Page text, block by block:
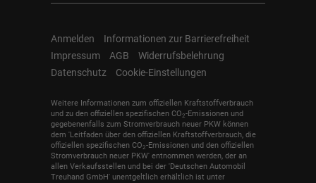
Anmelden
Informationen zur Barrierefreiheit
Impressum
AGB
Widerrufsbelehrung
Datenschutz
Cookie-Einstellungen
Weitere Informationen zum offiziellen Kraftstoffverbrauch
und zu den offiziellen spezifischen CO2-Emissionen und
gegebenenfalls zum Stromverbrauch neuer PKW können
dem 'Leitfaden über den offiziellen Kraftstoffverbrauch, die
offiziellen spezifischen CO2-Emissionen und den offiziellen
Stromverbrauch neuer PKW' entnommen werden, der an
allen Verkaufsstellen und bei der 'Deutschen Automobil
Treuhand GmbH' unentgeltlich erhältlich ist unter